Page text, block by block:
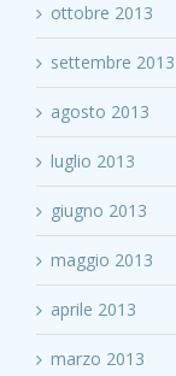
ottobre 2013
settembre 2013
agosto 2013
luglio 2013
giugno 2013
maggio 2013
aprile 2013
marzo 2013